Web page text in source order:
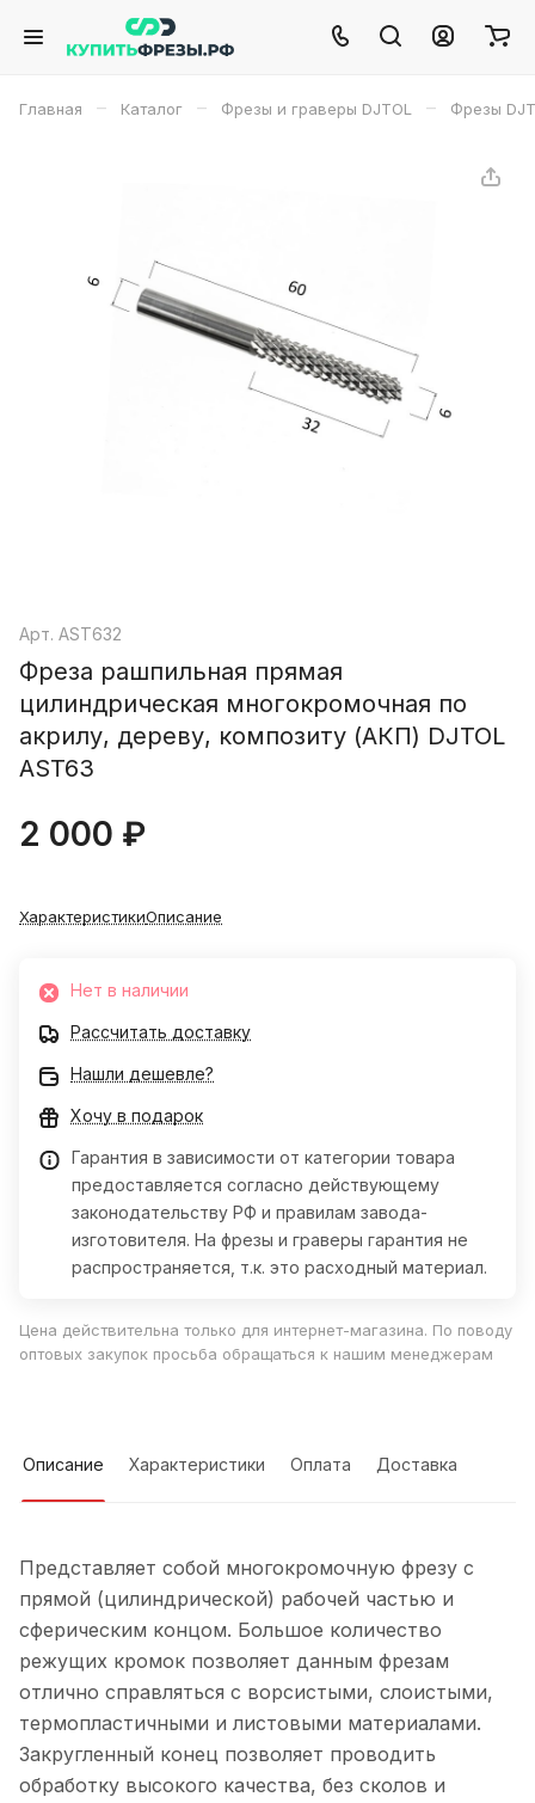
Главная – Каталог – Фрезы и граверы DJTOL – Фрезы
Арт. AST632
Фреза рашпильная прямая
цилиндрическая многокромочная по
акрилу, дереву, композиту (АКП) DJTOL
AST63
2 000 ₽
ХарактеристикиОписание
Нет в наличии
Рассчитать доставку
Нашли дешевле?
Хочу в подарок
Гарантия в зависимости от категории товара
предоставляется согласно действующему
законодательству РФ и правилам завода-
изготовителя. На фрезы и граверы гарантия не
распространяется, т.к. это расходный материал.
Цена действительна только для интернет-магазина. По поводу
оптовых закупок просьба обращаться к нашим менеджерам
Описание Характеристики Оплата Доставка
Представляет собой многокромочную фрезу с
прямой (цилиндрической) рабочей частью и
сферическим концом. Большое количество
режущих кромок позволяет данным фрезам
отлично справляться с ворсистыми, слоистыми,
термопластичными и листовыми материалами.
Закругленный конец позволяет проводить
обработку высокого качества, без сколов и